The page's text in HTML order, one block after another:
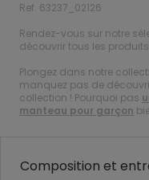
Ref. 63237_02126
Rendez-vous sur notre
découvrir tous les
Plongez dans notre
manquez pas de
collection ! Pourquoi pas
manteau pour garçon
Composition et